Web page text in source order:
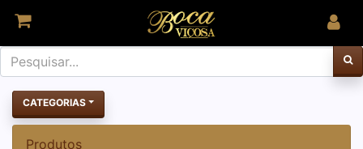
CATEGORIAS
Produtos